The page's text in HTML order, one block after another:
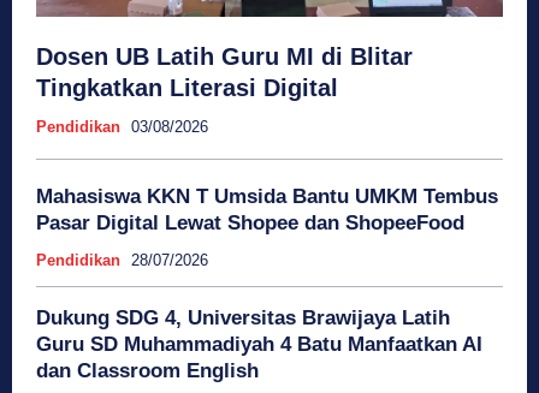
Dosen UB Latih Guru MI di Blitar
Tingkatkan Literasi Digital
Pendidikan 03/08/2026
Mahasiswa KKN T Umsida Bantu UMKM Tembus
Pasar Digital Lewat Shopee dan ShopeeFood
Pendidikan 28/07/2026
Dukung SDG 4, Universitas Brawijaya Latih
Guru SD Muhammadiyah 4 Batu Manfaatkan AI
dan Classroom English